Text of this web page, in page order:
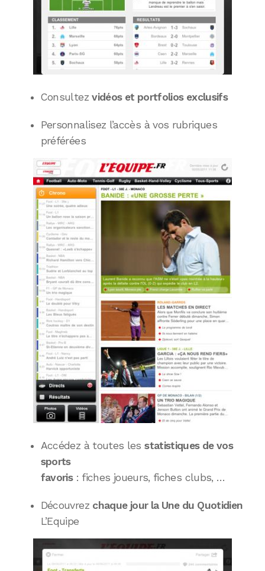
Consultezvidéos et portfolios exclusifs
Personnalisez l’accès à vos rubriques
préférées
Accédez à toutes lesstatistiques de vos
sports
favoris: fiches joueurs, fiches clubs, …
Découvrez chaque jour la Une du Quotidien
L’Equipe